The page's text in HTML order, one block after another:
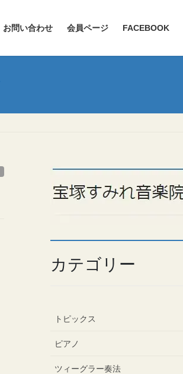
お問い合わせ 会員ページ FACEBOOK
カテゴリー
トピックス
ピアノ
ツィーグラー奏法